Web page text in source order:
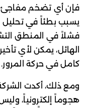
فإن أي تضخم مفاجئ
يسبب بطئاً في تحليل
الهائل، يمكن لأي
كامل في حركة المرور.
ومع ذلك، أكدت
هجوماً إلكترونياً،